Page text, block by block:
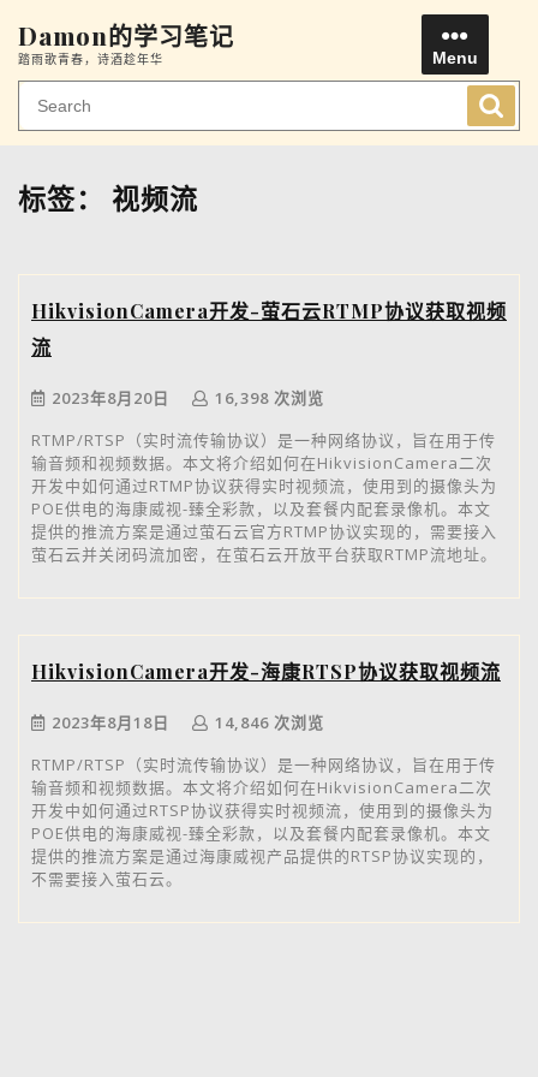
to
content
Damon的学习笔记
踏雨歌青春，诗酒趁年华 Menu
标签： 视频流
HikvisionCamera开发-萤石云RTMP协议获取视频
流
2023年8月20日
16,398 次浏览
RTMP/RTSP（实时流传输协议）是一种网络协议，旨在用于传
输音频和视频数据。本文将介绍如何在HikvisionCamera二次
开发中如何通过RTMP协议获得实时视频流，使用到的摄像头为
POE供电的海康威视-臻全彩款，以及套餐内配套录像机。本文
提供的推流方案是通过萤石云官方RTMP协议实现的，需要接入
萤石云并关闭码流加密，在萤石云开放平台获取RTMP流地址。
HikvisionCamera开发-海康RTSP协议获取视频流
2023年8月18日
14,846 次浏览
RTMP/RTSP（实时流传输协议）是一种网络协议，旨在用于传
输音频和视频数据。本文将介绍如何在HikvisionCamera二次
开发中如何通过RTSP协议获得实时视频流，使用到的摄像头为
POE供电的海康威视-臻全彩款，以及套餐内配套录像机。本文
提供的推流方案是通过海康威视产品提供的RTSP协议实现的，
不需要接入萤石云。